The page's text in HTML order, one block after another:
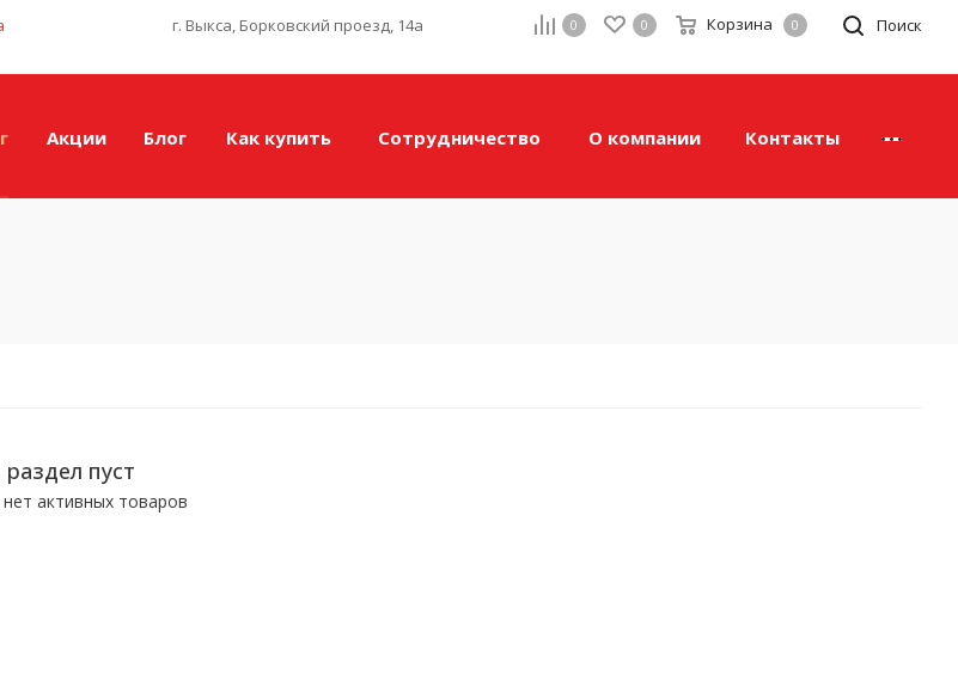
г. Выкса, Борковский проезд, 14а Поиск
0 0 Корзина 0
Акции Блог Как купить Сотрудничество О компании Контакты
пуст
активных товаров